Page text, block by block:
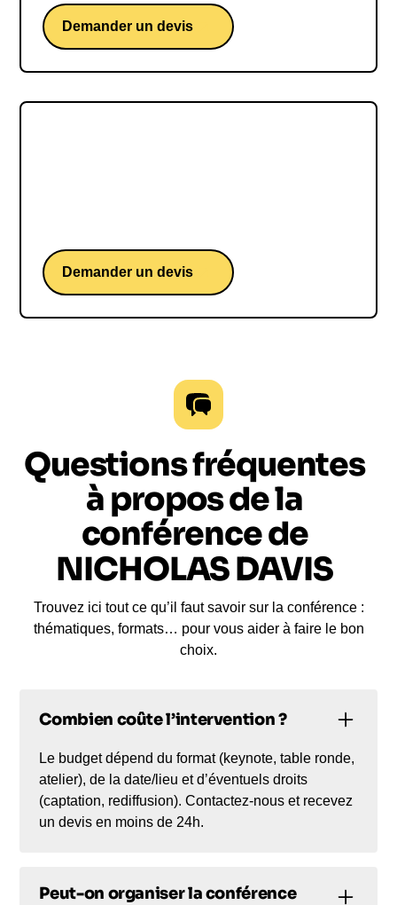
Demander un devis
Demander un devis
Questions fréquentes
à propos de la
conférence de
NICHOLAS DAVIS
Trouvez ici tout ce qu’il faut savoir sur la conférence :
thématiques, formats… pour vous aider à faire le bon
choix.
Combien coûte l’intervention ?
Le budget dépend du format (keynote, table ronde,
atelier), de la date/lieu et d’éventuels droits
(captation, rediffusion). Contactez-nous et recevez
un devis en moins de 24h.
Peut-on organiser la conférence